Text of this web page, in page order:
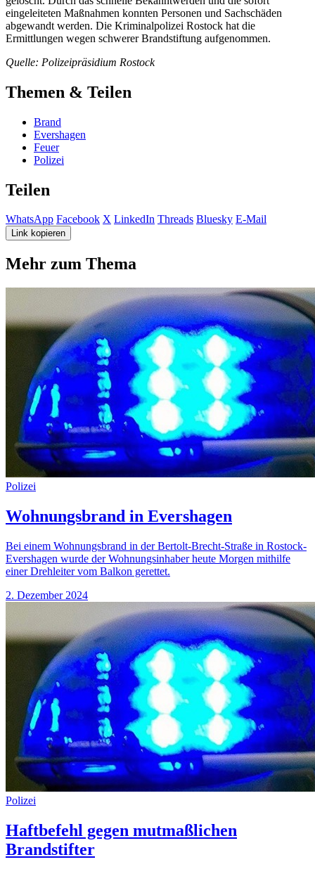
eingeleiteten Maßnahmen konnten Personen und Sachschäden
abgewandt werden. Die Kriminalpolizei Rostock hat die
Ermittlungen wegen schwerer Brandstiftung aufgenommen.
Quelle: Polizeipräsidium Rostock
Themen & Teilen
Brand
Evershagen
Feuer
Polizei
Teilen
WhatsApp Facebook X LinkedIn Threads Bluesky E-Mail
Link kopieren
Mehr zum Thema
Polizei
Wohnungsbrand in Evershagen
Bei einem Wohnungsbrand in der Bertolt-Brecht-Straße in Rostock-
Evershagen wurde der Wohnungsinhaber heute Morgen mithilfe
einer Drehleiter vom Balkon gerettet.
2. Dezember 2024
Polizei
Haftbefehl gegen mutmaßlichen
Brandstifter